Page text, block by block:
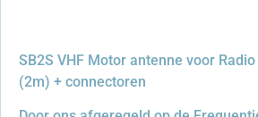
SB2S VHF Motor antenne voor
(2m) + connectoren